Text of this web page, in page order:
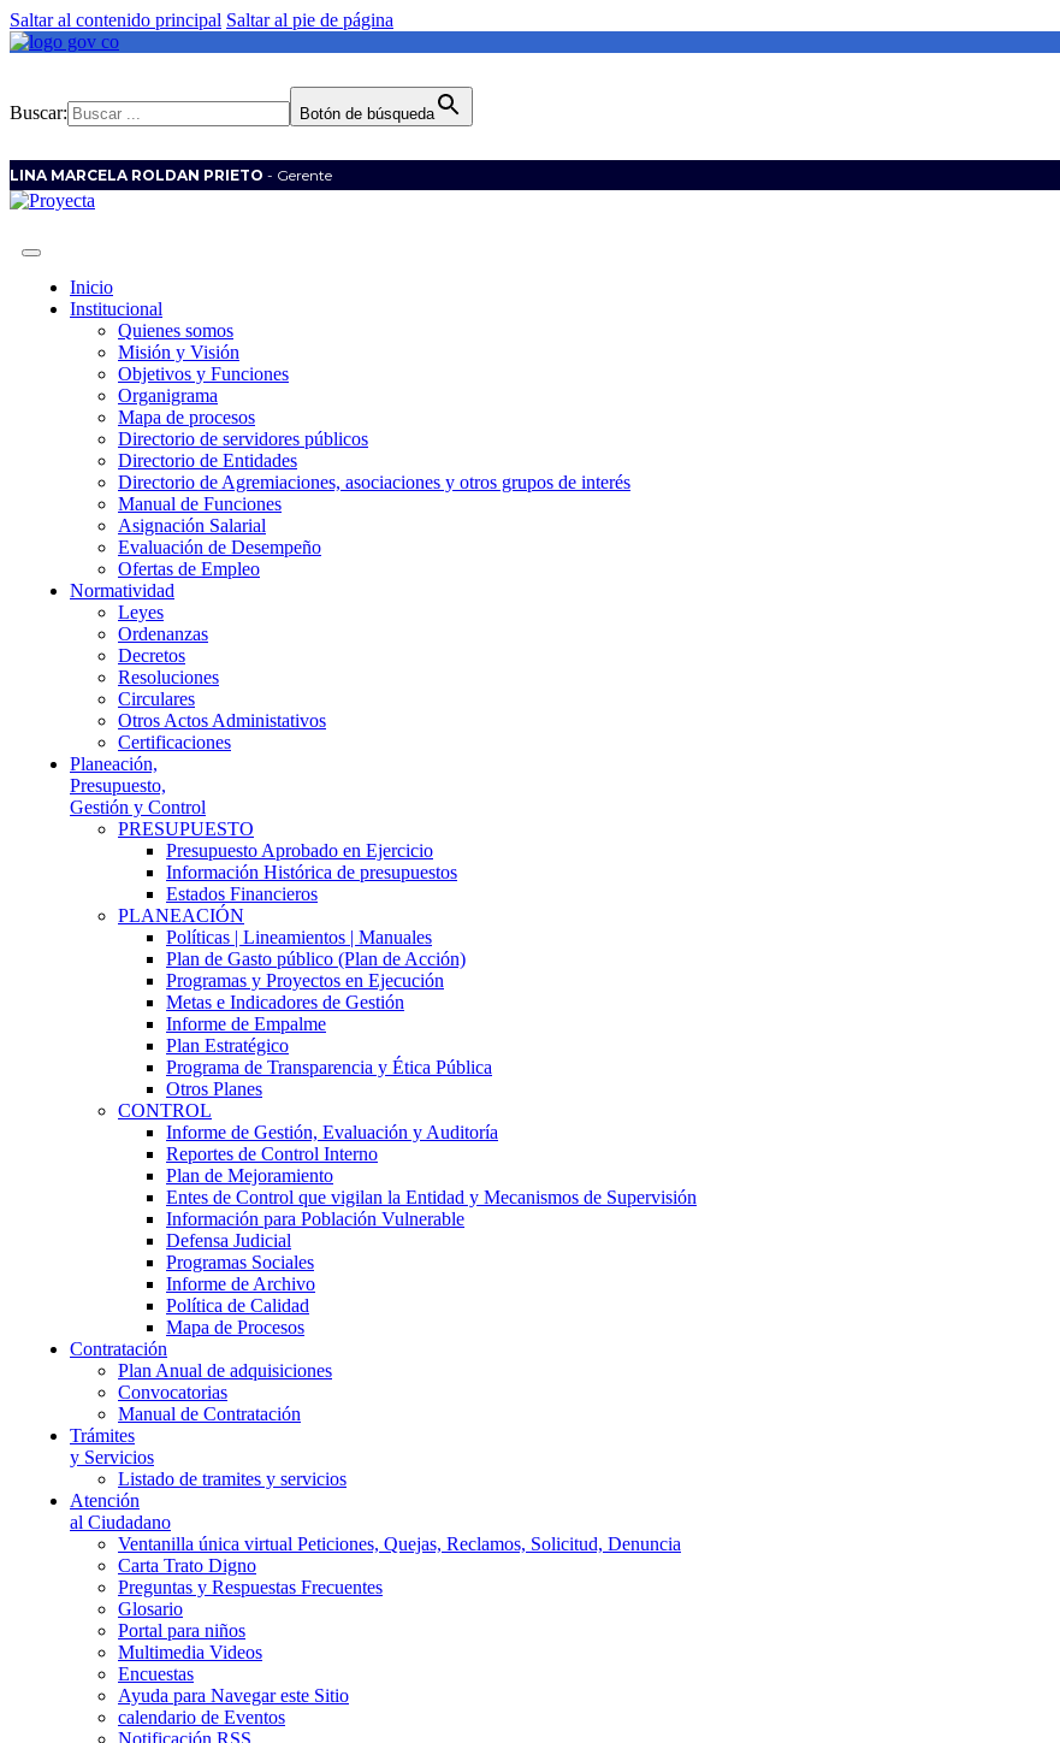
Saltar al contenido principal Saltar al pie de página
Buscar: Botón de búsqueda
LINA MARCELA ROLDAN PRIETO - Gerente
Inicio
Institucional
Quienes somos
Misión y Visión
Objetivos y Funciones
Organigrama
Mapa de procesos
Directorio de servidores públicos
Directorio de Entidades
Directorio de Agremiaciones, asociaciones y otros grupos de interés
Manual de Funciones
Asignación Salarial
Evaluación de Desempeño
Ofertas de Empleo
Normatividad
Leyes
Ordenanzas
Decretos
Resoluciones
Circulares
Otros Actos Administativos
Certificaciones
Planeación,
Presupuesto,
Gestión y Control
PRESUPUESTO
Presupuesto Aprobado en Ejercicio
Información Histórica de presupuestos
Estados Financieros
PLANEACIÓN
Políticas | Lineamientos | Manuales
Plan de Gasto público (Plan de Acción)
Programas y Proyectos en Ejecución
Metas e Indicadores de Gestión
Informe de Empalme
Plan Estratégico
Programa de Transparencia y Ética Pública
Otros Planes
CONTROL
Informe de Gestión, Evaluación y Auditoría
Reportes de Control Interno
Plan de Mejoramiento
Entes de Control que vigilan la Entidad y Mecanismos de Supervisión
Información para Población Vulnerable
Defensa Judicial
Programas Sociales
Informe de Archivo
Política de Calidad
Mapa de Procesos
Contratación
Plan Anual de adquisiciones
Convocatorias
Manual de Contratación
Trámites
y Servicios
Listado de tramites y servicios
Atención
al Ciudadano
Ventanilla única virtual Peticiones, Quejas, Reclamos, Solicitud, Denuncia
Carta Trato Digno
Preguntas y Respuestas Frecuentes
Glosario
Portal para niños
Multimedia Videos
Encuestas
Ayuda para Navegar este Sitio
calendario de Eventos
Notificación RSS